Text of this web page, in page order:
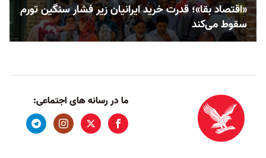
«اقتصاد بقا»؛ قدرت خرید ایرانیان زیر فشار سنگین تورم
سقوط می‌کند
ما در رسانه های اجتماعی: